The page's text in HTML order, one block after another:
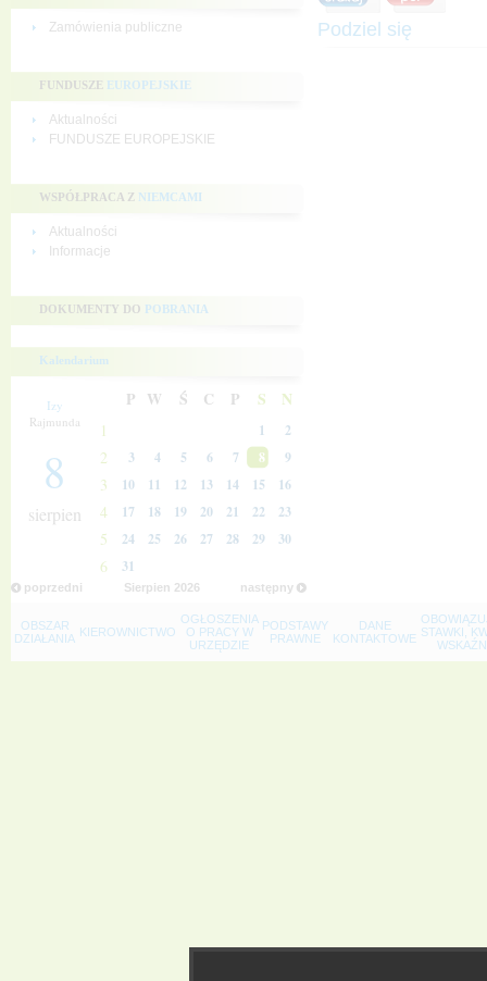
Zamówienia publiczne
FUNDUSZE EUROPEJSKIE
Aktualności
FUNDUSZE EUROPEJSKIE
WSPÓŁPRACA Z NIEMCAMI
Aktualności
Informacje
DOKUMENTY DO POBRANIA
Kalendarium
Izy
Rajmunda
8
sierpien
P W Ś C P S N
1 1 2
2 3 4 5 6 7 8 9
3 10 11 12 13 14 15 16
4 17 18 19 20 21 22 23
5 24 25 26 27 28 29 30
6 31
poprzedni następny
Sierpien 2026
Podziel się
OBSZAR
DZIAŁANIA KIEROWNICTWO
OGŁOSZENIA
O PRACY W
URZĘDZIE
PODSTAWY
PRAWNE
DANE
KONTAKTOWE STAWKI,